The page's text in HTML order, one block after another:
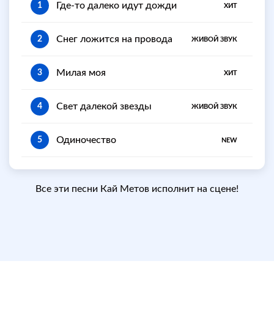
1 Где-то далеко идут дожди ХИТ
2 Снег ложится на провода ЖИВОЙ ЗВУК
3 Милая моя ХИТ
4 Свет далекой звезды ЖИВОЙ ЗВУК
5 Одиночество NEW
Все эти песни Кай Метов исполнит на сцене!